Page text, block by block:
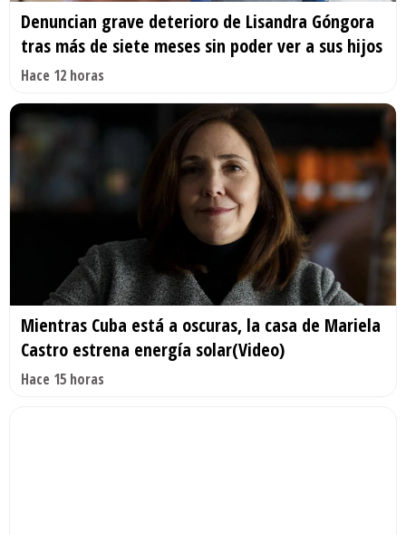
Denuncian grave deterioro de Lisandra Góngora
tras más de siete meses sin poder ver a sus hijos
Hace 12 horas
Mientras Cuba está a oscuras, la casa de Mariela
Castro estrena energía solar(Video)
Hace 15 horas